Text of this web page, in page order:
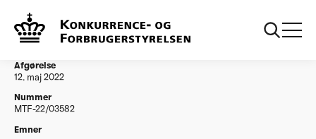
Afgørelser
af KPC Holding AS
Afgørelse
12. maj 2022
Nummer
MTF-22/03582
Emner